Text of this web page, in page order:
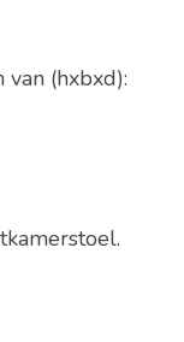
(hxbxd):